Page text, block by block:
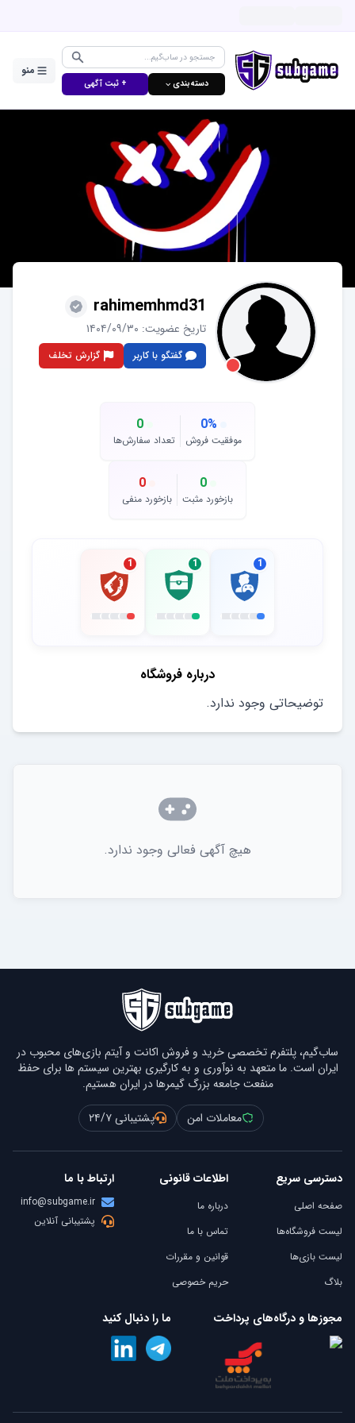
دسته‌بندی ⌵ + ثبت آگهی
منو
rahimemhmd31
تاریخ عضویت: ۱۴۰۴/۰۹/۳۰
گفتگو با کاربر گزارش تخلف
0%
موفقیت فروش
0
تعداد سفارش‌ها
0
بازخورد مثبت
0
بازخورد منفی
1
1
1
درباره فروشگاه
توضیحاتی وجود ندارد.
هیچ آگهی فعالی وجود ندارد.
ساب‌گیم، پلتفرم تخصصی خرید و فروش اکانت و آیتم بازی‌های محبوب در
ایران است. ما متعهد به نوآوری و به کارگیری بهترین سیستم ها برای حفظ
منفعت جامعه بزرگ گیمرها در ایران هستیم.
معاملات امن
پشتیبانی ۲۴/۷
دسترسی سریع
صفحه اصلی
لیست فروشگاه‌ها
لیست بازی‌ها
بلاگ
اطلاعات قانونی
درباره ما
تماس با ما
قوانین و مقررات
حریم خصوصی
ارتباط با ما
info@subgame.ir
پشتیبانی آنلاین
مجوزها و درگاه‌های پرداخت ما را دنبال کنید